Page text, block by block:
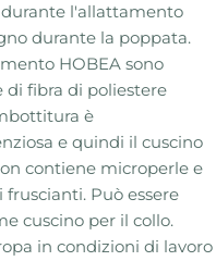
l'allattamento
durante la poppata.
HOBEA sono
fibra di poliestere
è
e quindi il cuscino
contiene microperle e
Può essere
cuscino per il collo.
in condizioni di lavoro